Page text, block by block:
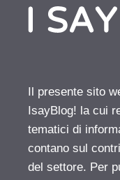
Il presente sito
IsayBlog! la cui
tematici di
contano sul
del settore. Per